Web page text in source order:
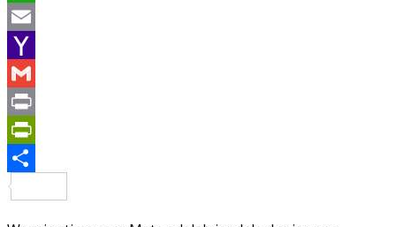
WhatsApp
Email
Yahoo
Mail
Gmail
Print
PrintFriendly